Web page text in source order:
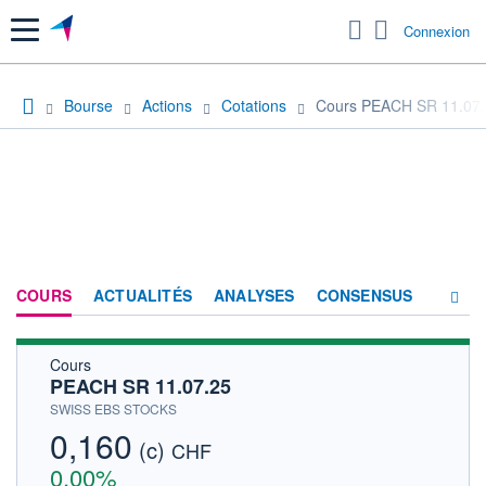
Menu Connexion
Bourse Actions Cotations Cours PEACH SR
COURS ACTUALITÉS ANALYSES CONSENSUS
Cours
PEACH SR 11.07.25
SWISS EBS STOCKS
0,160 (c) CHF
0,00%